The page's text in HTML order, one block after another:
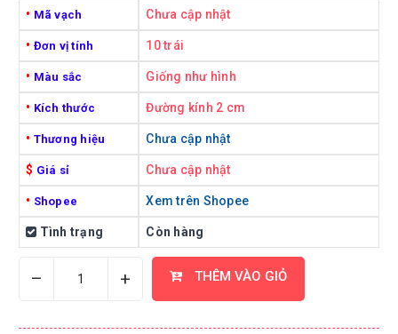
• Mã vạch Chưa cập nhật
• Đơn vị tính 10 trái
• Màu sắc Giống như hình
• Kích thước Đường kính 2 cm
• Thương hiệu Chưa cập nhật
$ Giá sỉ Chưa cập nhật
• Shopee Xem trên Shopee
Tình trạng Còn hàng
– + THÊM VÀO GIỎ